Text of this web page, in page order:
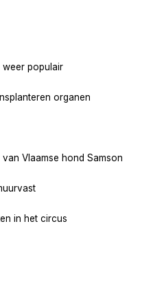
weer populair
organen
Vlaamse hond Samson
in het circus